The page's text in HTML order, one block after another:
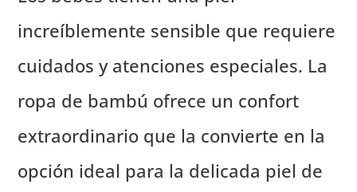
increíblemente sensible que requiere
cuidados y atenciones especiales. La
ropa de bambú ofrece un confort
extraordinario que la convierte en la
opción ideal para la delicada piel de